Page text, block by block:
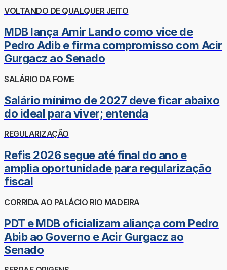
VOLTANDO DE QUALQUER JEITO
MDB lança Amir Lando como vice de
Pedro Adib e firma compromisso com Acir
Gurgacz ao Senado
SALÁRIO DA FOME
Salário mínimo de 2027 deve ficar abaixo
do ideal para viver; entenda
REGULARIZAÇÃO
Refis 2026 segue até final do ano e
amplia oportunidade para regularização
fiscal
CORRIDA AO PALÁCIO RIO MADEIRA
PDT e MDB oficializam aliança com Pedro
Abib ao Governo e Acir Gurgacz ao
Senado